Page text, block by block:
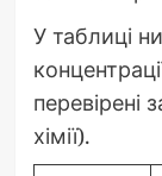
У таблиці
перевірені
хімії).